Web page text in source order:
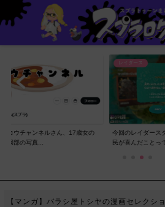
ネルさん、17歳女の
今回のレイダースダイレクト
民が喜んだことって...
【マンガ】バラシ屋トシヤの漫画セレクシ